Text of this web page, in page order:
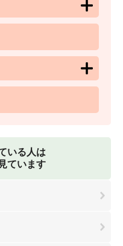
いる人は
ています